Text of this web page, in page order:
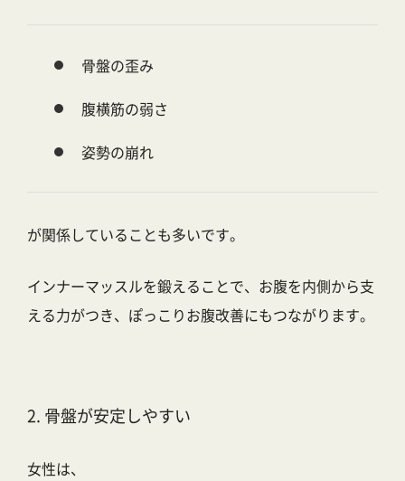
骨盤の歪み
腹横筋の弱さ
姿勢の崩れ
が関係していることも多いです。
インナーマッスルを鍛えることで、お腹を内側から支
える力がつき、ぽっこりお腹改善にもつながります。
2. 骨盤が安定しやすい
女性は、